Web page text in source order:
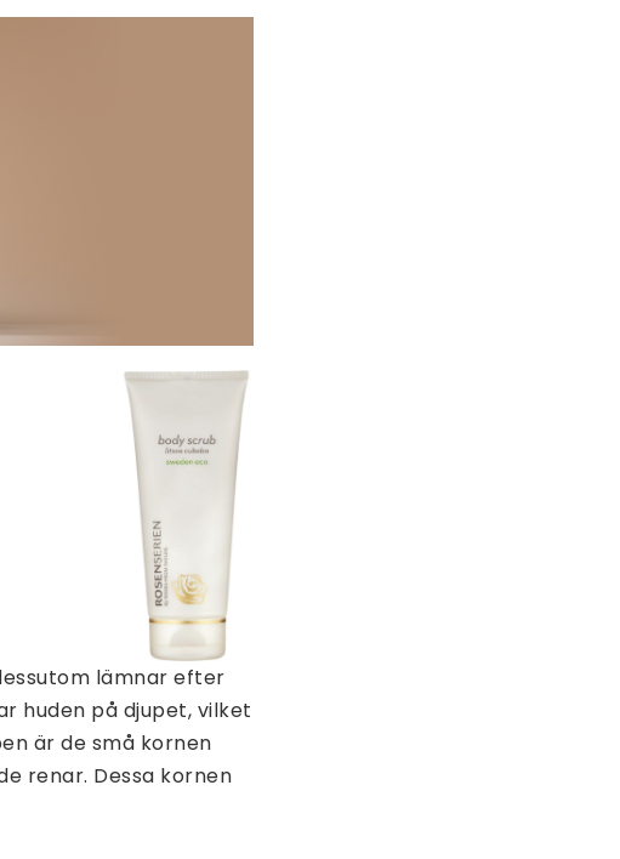
lämnar efter
huden på djupet, vilket
är de små kornen
renar. Dessa kornen